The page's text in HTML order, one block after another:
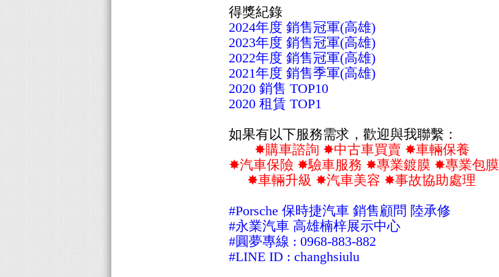
得獎紀錄
2024年度 銷售冠軍(高雄)
2023年度 銷售冠軍(高雄)
2022年度 銷售冠軍(高雄)
2021年度 銷售季軍(高雄)
2020 銷售 TOP10
2020 租賃 TOP1
如果有以下服務需求，歡迎與我聯繫：
✸購車諮詢 ✸中古車買賣 ✸車輛保養
✸汽車保險 ✸驗車服務 ✸專業鍍膜 ✸專業包膜
✸車輛升級 ✸汽車美容 ✸事故協助處理
#Porsche 保時捷汽車 銷售顧問 陸承修
#永業汽車 高雄楠梓展示中心
#圓夢專線 : 0968-883-882
#LINE ID :changhsiulu